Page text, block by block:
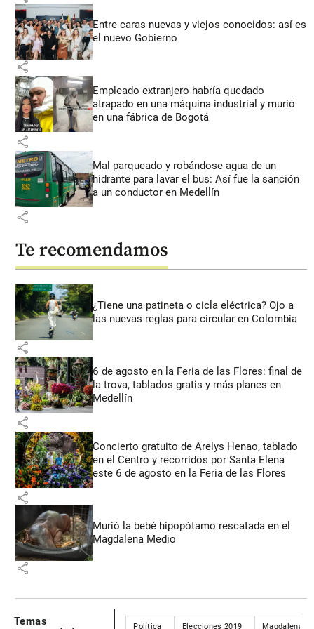
Entre caras nuevas y viejos conocidos: así es
el nuevo Gobierno
share
Empleado extranjero habría quedado
atrapado en una máquina industrial y murió
en una fábrica de Bogotá
share
Mal parqueado y robándose agua de un
hidrante para lavar el bus: Así fue la sanción
a un conductor en Medellín
share
Te recomendamos
¿Tiene una patineta o cicla eléctrica? Ojo a
las nuevas reglas para circular en Colombia
share
6 de agosto en la Feria de las Flores: final de
la trova, tablados gratis y más planes en
Medellín
share
Concierto gratuito de Arelys Henao, tablado
en el Centro y recorridos por Santa Elena
este 6 de agosto en la Feria de las Flores
share
Murió la bebé hipopótamo rescatada en el
Magdalena Medio
share
Temas
Política Elecciones 2019 Magdalena